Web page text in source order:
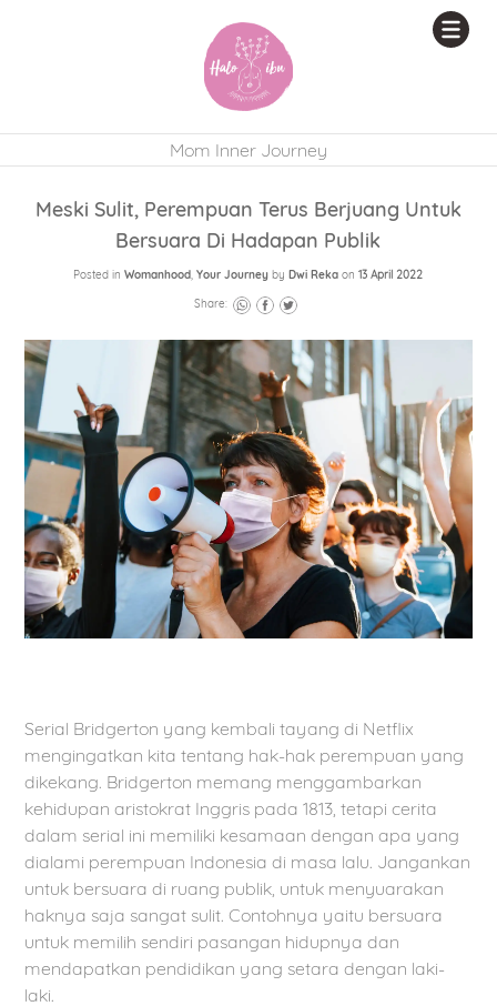
Mom Inner Journey
Meski Sulit, Perempuan Terus Berjuang Untuk
Bersuara Di Hadapan Publik
Posted inWomanhood,Your Journey byDwi Reka on13 April 2022
Share:
Serial Bridgerton yang kembali tayang di Netflix
mengingatkan kita tentang hak-hak perempuan yang
dikekang. Bridgerton memang menggambarkan
kehidupan aristokrat Inggris pada 1813, tetapi cerita
dalam serial ini memiliki kesamaan dengan apa yang
dialami perempuan Indonesia di masa lalu. Jangankan
untuk bersuara di ruang publik, untuk menyuarakan
haknya saja sangat sulit. Contohnya yaitu bersuara
untuk memilih sendiri pasangan hidupnya dan
mendapatkan pendidikan yang setara dengan laki-
laki.